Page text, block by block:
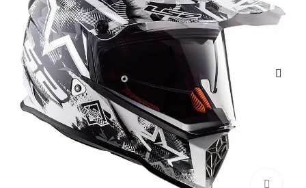
بزرگنمایی تصویر